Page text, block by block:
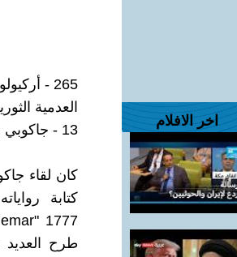
اخر الافلام
265 - أركيولوجيا العدم
العدمية
13 - جاكوبي وتحطيم العقل الفلسفي
طرح العديد